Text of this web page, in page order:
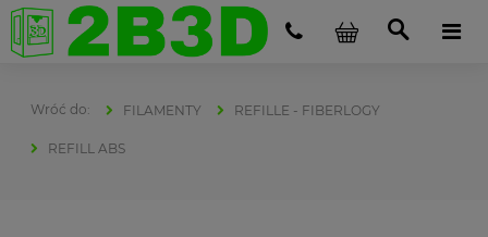
FILAMENTY REFILLE - FIBERLOGY
REFILL ABS